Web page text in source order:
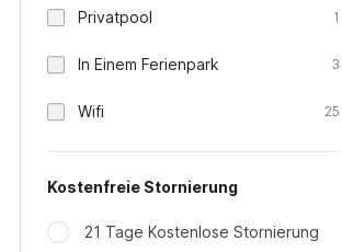
Privatpool 1
In Einem Ferienpark 3
Wifi 25
Kostenfreie Stornierung
21 Tage Kostenlose Stornierung